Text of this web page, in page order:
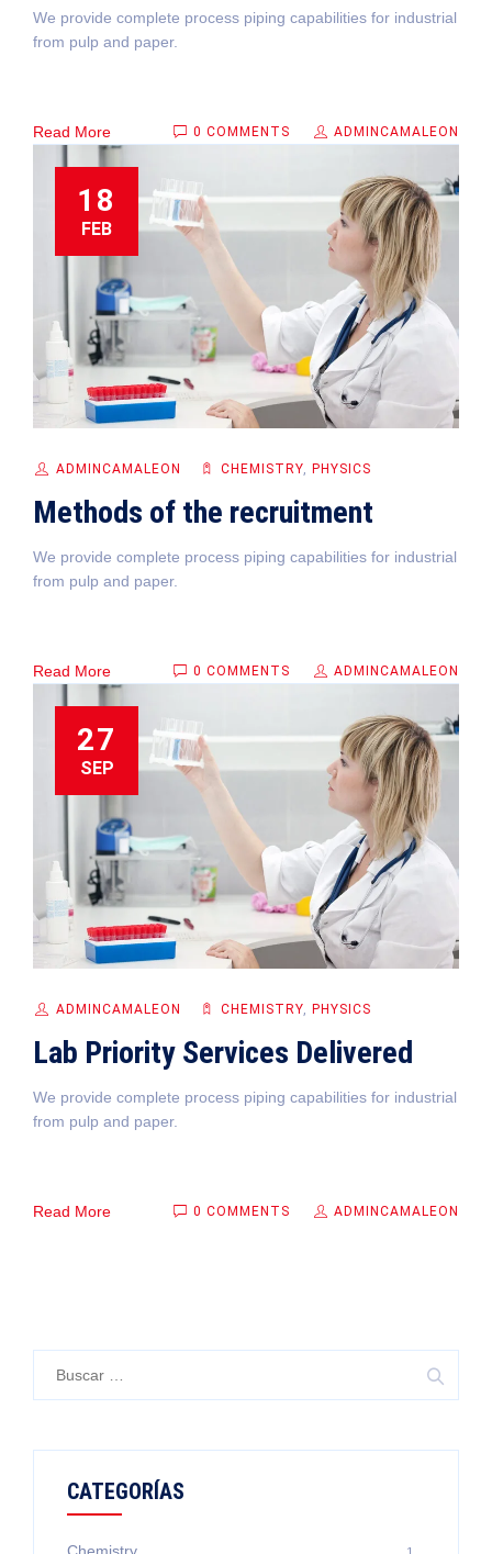
We provide complete process piping capabilities for industrial
from pulp and paper.
Read More 0 COMMENTS ADMINCAMALEON
18
FEB
ADMINCAMALEON CHEMISTRY, PHYSICS
Methods of the recruitment
We provide complete process piping capabilities for industrial
from pulp and paper.
Read More 0 COMMENTS ADMINCAMALEON
27
SEP
ADMINCAMALEON CHEMISTRY, PHYSICS
Lab Priority Services Delivered
We provide complete process piping capabilities for industrial
from pulp and paper.
Read More 0 COMMENTS ADMINCAMALEON
CATEGORÍAS